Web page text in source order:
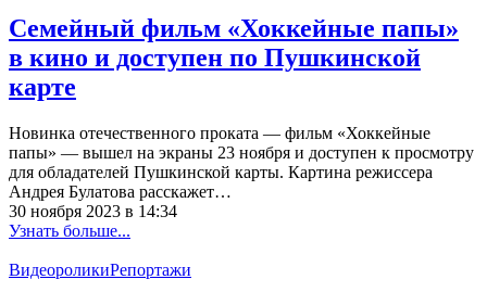
Семейный фильм «Хоккейные папы»
в кино и доступен по Пушкинской
карте
Новинка отечественного проката — фильм «Хоккейные
папы» — вышел на экраны 23 ноября и доступен к просмотру
для обладателей Пушкинской карты. Картина режиссера
Андрея Булатова расскажет…
30 ноября 2023 в 14:34
Узнать больше...
ВидеороликиРепортажи